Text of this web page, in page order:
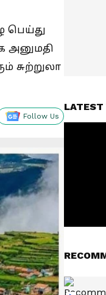
பெய்து
அனுமதி
சுற்றுலா
Follow Us
LATEST